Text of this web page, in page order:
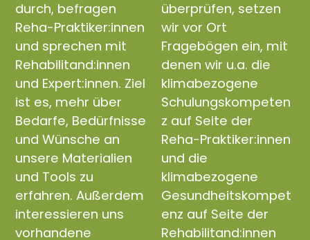
durch, befragen
Reha-Praktiker:innen
und sprechen mit
Rehabilitand:innen
und Expert:innen. Ziel
ist es, mehr über
Bedarfe, Bedürfnisse
und Wünsche an
unsere Materialien
und Tools zu
erfahren. Außerdem
interessieren uns
vorhandene
überprüfen, setzen
wir vor Ort
Fragebögen ein, mit
denen wir u.a. die
klimabezogene
Schulungskompeten
z auf Seite der
Reha-Praktiker:innen
und die
klimabezogene
Gesundheitskompet
enz auf Seite der
Rehabilitand:innen